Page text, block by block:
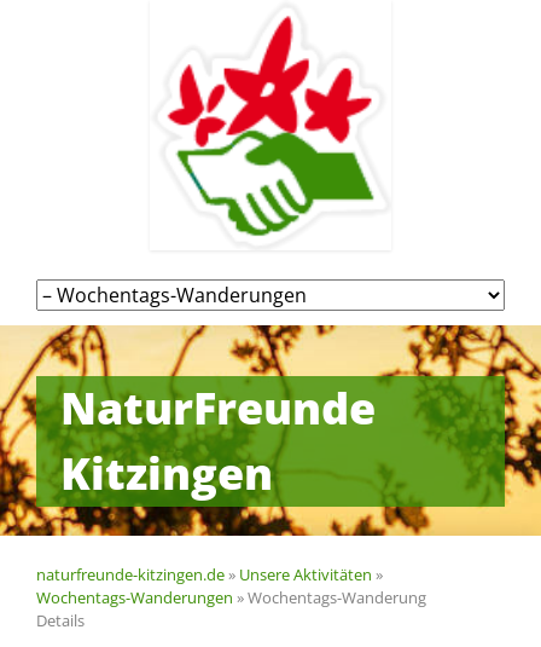
Navigation
überspringen
NaturFreunde
Kitzingen
naturfreunde-kitzingen.de» Unsere Aktivitäten »
Wochentags-Wanderungen »Wochentags-Wanderung
Details